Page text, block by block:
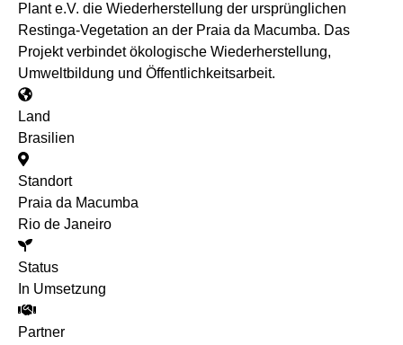
Plant e.V. die Wiederherstellung der ursprünglichen
Restinga-Vegetation an der Praia da Macumba. Das
Projekt verbindet ökologische Wiederherstellung,
Umweltbildung und Öffentlichkeitsarbeit.
Land
Brasilien
Standort
Praia da Macumba
Rio de Janeiro
Status
In Umsetzung
Partner